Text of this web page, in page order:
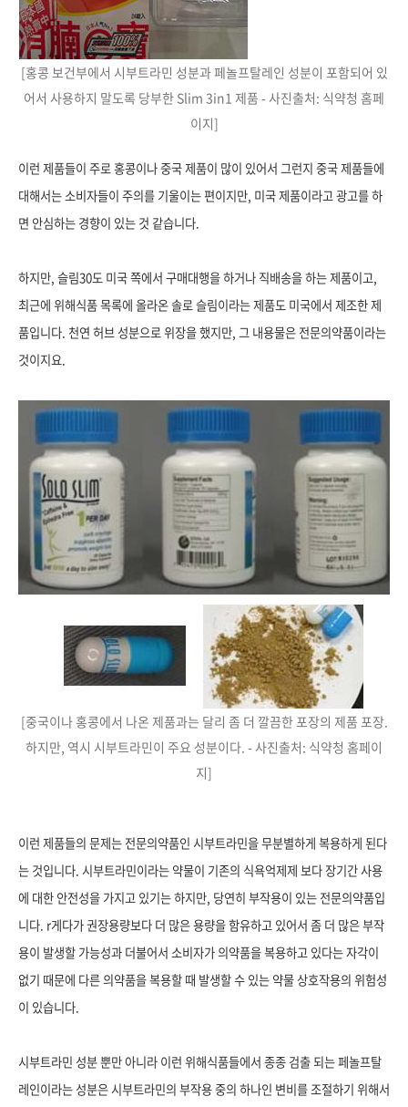
[홍콩 보건부에서 시부트라민 성분과 페놀프탈레인 성분이 포함되어 있
어서 사용하지 말도록 당부한 Slim 3in1 제품 - 사진출처: 식약청 홈페
이지]
이런 제품들이 주로 홍콩이나 중국 제품이 많이 있어서 그런지 중국 제품들에
대해서는 소비자들이 주의를 기울이는 편이지만, 미국 제품이라고 광고를 하
면 안심하는 경향이 있는 것 같습니다.
하지만, 슬림30도 미국 쪽에서 구매대행을 하거나 직배송을 하는 제품이고,
최근에 위해식품 목록에 올라온 솔로 슬림이라는 제품도 미국에서 제조한 제
품입니다. 천연 허브 성분으로 위장을 했지만, 그 내용물은 전문의약품이라는
것이지요.
[중국이나 홍콩에서 나온 제품과는 달리 좀 더 깔끔한 포장의 제품 포장.
하지만, 역시 시부트라민이 주요 성분이다. - 사진출처: 식약청 홈페이
지]
이런 제품들의 문제는 전문의약품인 시부트라민을 무분별하게 복용하게 된다
는 것입니다. 시부트라민이라는 약물이 기존의 식욕억제제 보다 장기간 사용
에 대한 안전성을 가지고 있기는 하지만, 당연히 부작용이 있는 전문의약품입
니다. r게다가 권장용량보다 더 많은 용량을 함유하고 있어서 좀 더 많은 부작
용이 발생할 가능성과 더불어서 소비자가 의약품을 복용하고 있다는 자각이
없기 때문에 다른 의약품을 복용할 때 발생할 수 있는 약물 상호작용의 위험성
이 있습니다.
시부트라민 성분 뿐만 아니라 이런 위해식품들에서 종종 검출 되는페놀프탈
레인이라는 성분은 시부트라민의 부작용 중의 하나인 변비를 조절하기 위해서